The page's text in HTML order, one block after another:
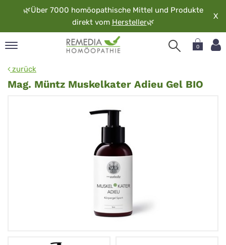
🌿Über 7000 homöopathische Mittel und Produkte
direkt vom Hersteller🌿
X
0
zurück
Mag. Müntz Muskelkater Adieu Gel BIO